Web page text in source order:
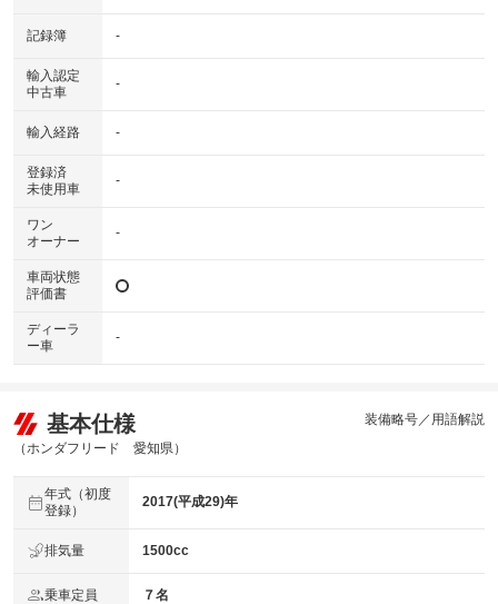
記録簿 -
輸入認定
中古車
-
輸入経路 -
登録済
未使用車
-
ワン
オーナー
-
車両状態
評価書
ディーラ
ー車
-
基本仕様
（ホンダフリード 愛知県）
装備略号／用語解説
年式（初度
登録）
2017(平成29)年
排気量 1500cc
乗車定員 ７名